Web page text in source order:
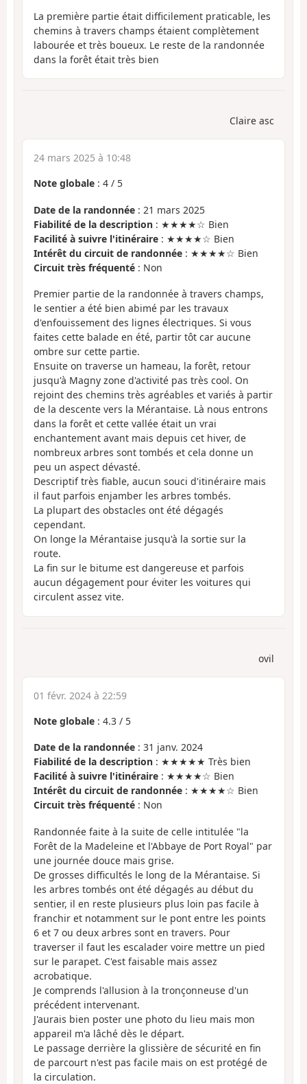
La première partie était difficilement praticable, les
chemins à travers champs étaient complètement
labourée et très boueux. Le reste de la randonnée
dans la forêt était très bien
Claire asc
24 mars 2025 à 10:48
Note globale : 4 / 5
Date de la randonnée : 21 mars 2025
Fiabilité de la description : ★★★★☆ Bien
Facilité à suivre l'itinéraire : ★★★★☆ Bien
Intérêt du circuit de randonnée : ★★★★☆ Bien
Circuit très fréquenté : Non
Premier partie de la randonnée à travers champs,
le sentier a été bien abimé par les travaux
d'enfouissement des lignes électriques. Si vous
faites cette balade en été, partir tôt car aucune
ombre sur cette partie.
Ensuite on traverse un hameau, la forêt, retour
jusqu'à Magny zone d'activité pas très cool. On
rejoint des chemins très agréables et variés à partir
de la descente vers la Mérantaise. Là nous entrons
dans la forêt et cette vallée était un vrai
enchantement avant mais depuis cet hiver, de
nombreux arbres sont tombés et cela donne un
peu un aspect dévasté.
Descriptif très fiable, aucun souci d'itinéraire mais
il faut parfois enjamber les arbres tombés.
La plupart des obstacles ont été dégagés
cependant.
On longe la Mérantaise jusqu'à la sortie sur la
route.
La fin sur le bitume est dangereuse et parfois
aucun dégagement pour éviter les voitures qui
circulent assez vite.
ovil
01 févr. 2024 à 22:59
Note globale : 4.3 / 5
Date de la randonnée : 31 janv. 2024
Fiabilité de la description : ★★★★★ Très bien
Facilité à suivre l'itinéraire : ★★★★☆ Bien
Intérêt du circuit de randonnée : ★★★★☆ Bien
Circuit très fréquenté : Non
Randonnée faite à la suite de celle intitulée "la
Forêt de la Madeleine et l'Abbaye de Port Royal" par
une journée douce mais grise.
De grosses difficultés le long de la Mérantaise. Si
les arbres tombés ont été dégagés au début du
sentier, il en reste plusieurs plus loin pas facile à
franchir et notamment sur le pont entre les points
6 et 7 ou deux arbres sont en travers. Pour
traverser il faut les escalader voire mettre un pied
sur le parapet. C'est faisable mais assez
acrobatique.
Je comprends l'allusion à la tronçonneuse d'un
précédent intervenant.
J'aurais bien poster une photo du lieu mais mon
appareil m'a lâché dès le départ.
Le passage derrière la glissière de sécurité en fin
de parcourt n'est pas facile mais on est protégé de
la circulation.